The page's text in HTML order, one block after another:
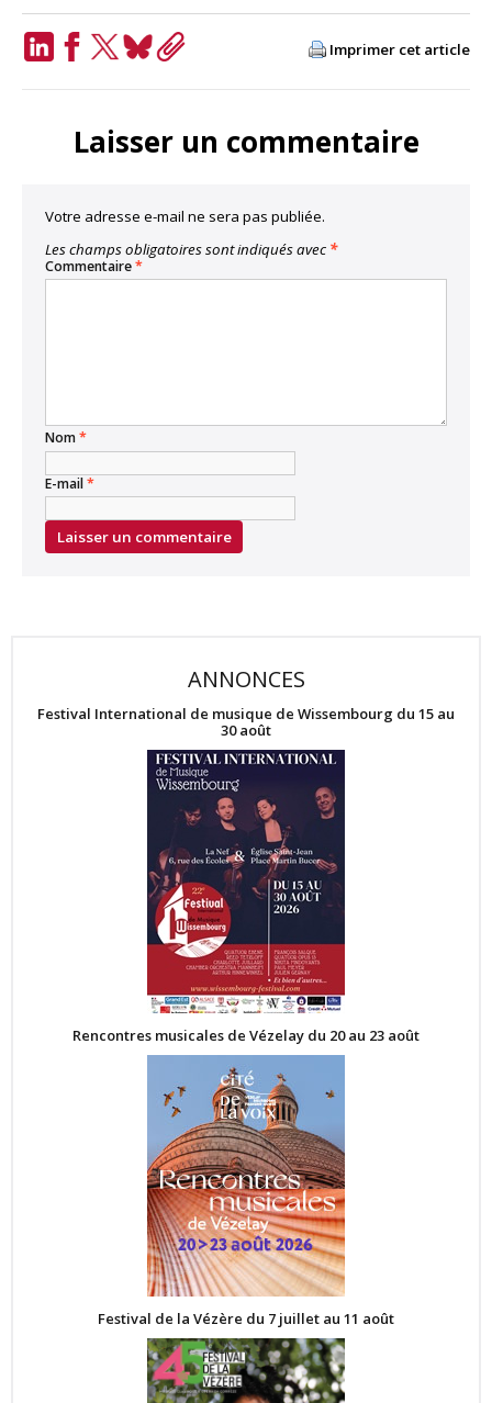
Imprimer cet article
Laisser un commentaire
Votre adresse e-mail ne sera pas publiée.
Les champs obligatoires sont indiqués avec *
Commentaire*
Nom*
E-mail*
ANNONCES
Festival International de musique de Wissembourg du 15 au
30 août
Rencontres musicales de Vézelay du 20 au 23 août
Festival de la Vézère du 7 juillet au 11 août